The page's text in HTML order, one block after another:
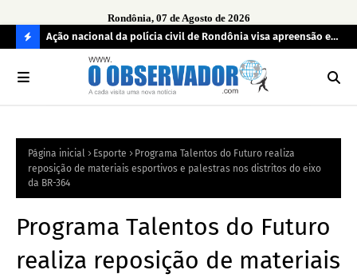
Rondônia, 07 de Agosto de 2026
O
R
A
ao
Ação nacional da polícia civil de Rondônia visa apreensão e
devolução de celulares roubados
Página inicial Esporte
Programa Talentos do Futuro realiza
reposição de materiais esportivos e palestras nos distritos do eixo
da BR-364
Programa Talentos do Futuro
realiza reposição de materiais